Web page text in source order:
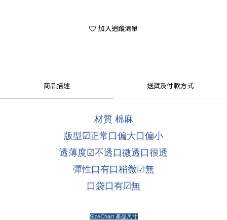
加入追蹤清單
商品描述 送貨及付款方式
材質 棉麻
版型 ☑正常 口偏大口偏小
透薄度☑不透口微透口很透
彈性口有口稍微☑無
口袋口有☑無
SizeChart 產品尺寸